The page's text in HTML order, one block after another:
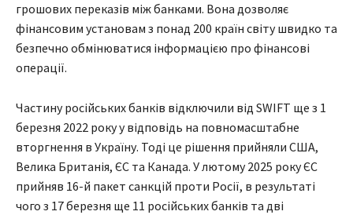
грошових переказів між банками. Вона дозволяє
фінансовим установам з понад 200 країн світу швидко та
безпечно обмінюватися інформацією про фінансові
операції.
Частину російських банків відключили від SWIFT ще з 1
березня 2022 року у відповідь на повномасштабне
вторгнення в Україну. Тоді це рішення прийняли США,
Велика Британія, ЄС та Канада. У лютому 2025 року ЄС
прийняв 16-й пакет санкцій проти Росії, в результаті
чого з 17 березня ще 11 російських банків та дві